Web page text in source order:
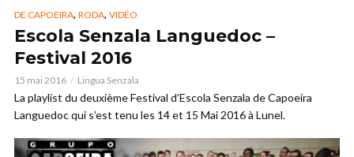
DE CAPOEIRA, RODA, VIDÉO
Escola Senzala Languedoc –
Festival 2016
15 mai 2016 Lingua Senzala
La playlist du deuxième Festival d’Escola Senzala de Capoeira
Languedoc qui s’est tenu les 14 et 15 Mai 2016 à Lunel.